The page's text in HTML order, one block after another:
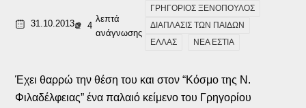
31.10.2013 4
λεπτά
ανάγνωσης
ΓΡΗΓΟΡΙΟΣ ΞΕΝΟΠΟΥΛΟΣ
ΔΙΑΠΛΑΣΙΣ ΤΩΝ ΠΑΙΔΩΝ
ΕΛΛΑΣ
ΝΕΑ ΕΣΤΙΑ
Έχει θαρρώ την θέση του και στον “Κόσμο της Ν.
Φιλαδέλφειας” ένα παλαιό κείμενο του Γρηγορίου